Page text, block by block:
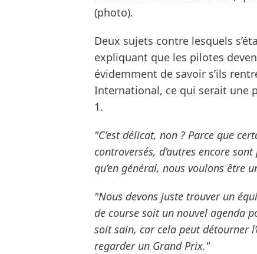
(photo).
Deux sujets contre lesquels
expliquant que les pilotes
évidemment de savoir s’ils
International, ce qui serait une
1.
"C’est délicat, non ? Parce que
controversés, d’autres encore
qu’en général, nous voulons être
"Nous devons juste trouver un
de course soit un nouvel agenda
soit sain, car cela peut détourner
regarder un Grand Prix."